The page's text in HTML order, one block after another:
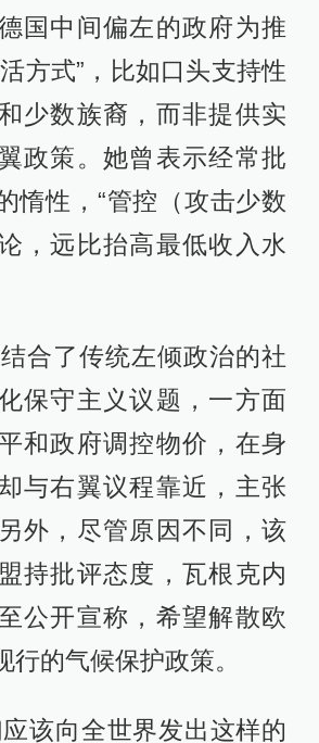
国中间偏左的政府为推
方式”，比如口头支持性
少数族裔，而非提供实
政策。她曾表示经常批
惰性，“管控（攻击少数
，远比抬高最低收入水
合了传统左倾政治的社
保守主义议题，一方面
和政府调控物价，在身
与右翼议程靠近，主张
外，尽管原因不同，该
持批评态度，瓦根克内
公开宣称，希望解散欧
行的气候保护政策。
该向全世界发出这样的